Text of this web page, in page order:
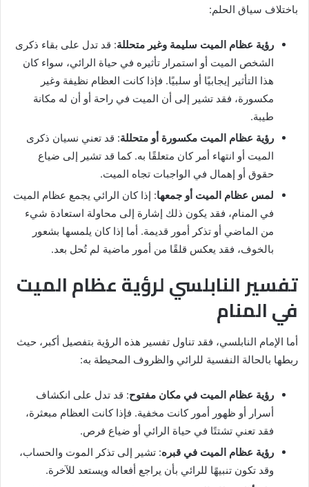
باختلاف سياق الحلم:
رؤية عظام الميت سليمة وغير متحللة: قد تدل على بقاء ذكرى
الشخص الميت أو استمرار تأثيره في حياة الرائي، سواء كان
هذا التأثير إيجابيًا أو سلبيًا. فإذا كانت العظام نظيفة وغير
مكسورة، فقد تشير إلى أن الميت في راحة أو أن له مكانة
طيبة.
رؤية عظام الميت مكسورة أو متحللة: قد تعني نسيان ذكرى
الميت أو انتهاء أمر كان متعلقًا به. كما قد تشير إلى ضياع
حقوق أو إهمال في الواجبات تجاه الميت.
لمس عظام الميت أو جمعها: إذا كان الرائي يجمع عظام الميت
في المنام، فقد يكون ذلك إشارة إلى محاولة استعادة شيء
من الماضي أو تذكر أمور قديمة. أما إذا كان يلمسها بشعور
بالخوف، فقد يعكس قلقًا من أمور ماضية لم تُحل بعد.
تفسير النابلسي لرؤية عظام الميت
في المنام
أما الإمام النابلسي، فقد تناول تفسير هذه الرؤية بتفصيل أكبر، حيث
ربطها بالحالة النفسية للرائي والظروف المحيطة به:
رؤية عظام الميت في مكان مفتوح: قد تدل على انكشاف
أسرار أو ظهور أمور كانت مخفية. فإذا كانت العظام مبعثرة،
فقد تعني تشتتًا في حياة الرائي أو ضياع فرص.
رؤية عظام الميت في قبره: تشير إلى تذكر الموت والحساب،
وقد تكون تنبيهًا للرائي بأن يراجع أفعاله ويستعد للآخرة.